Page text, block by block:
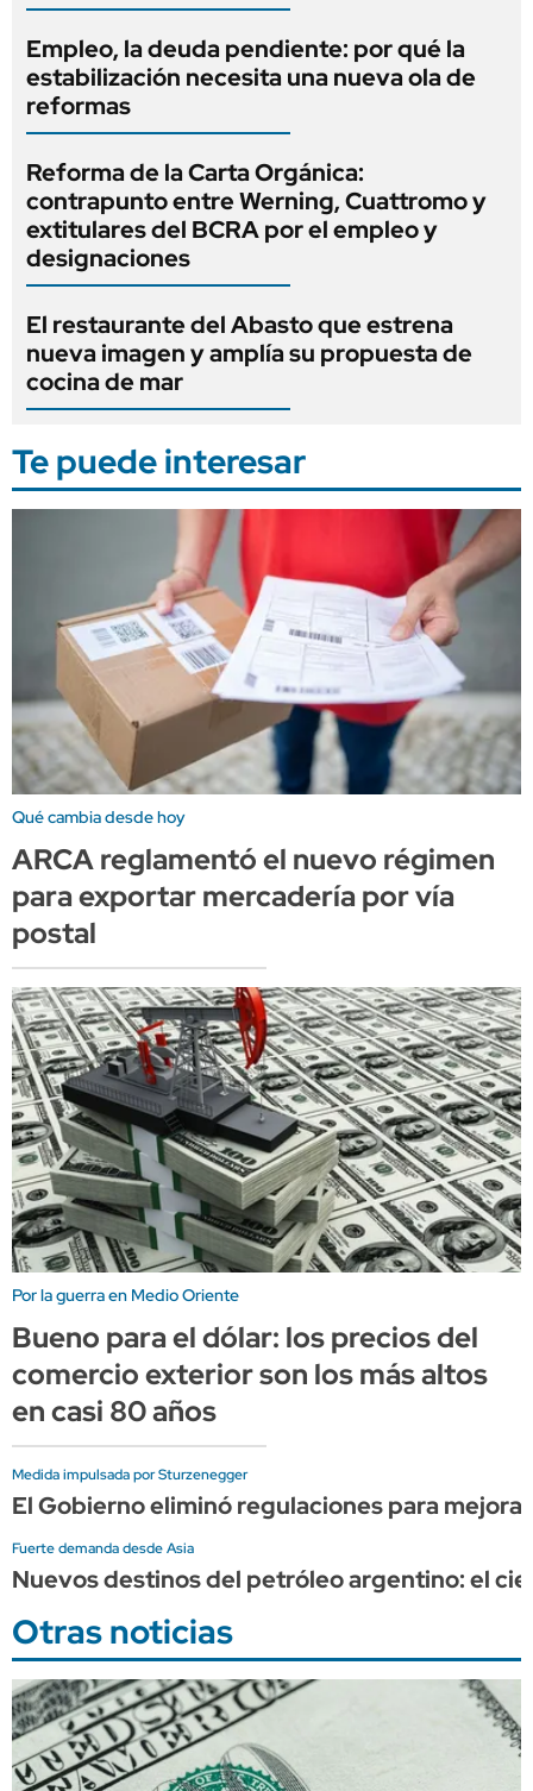
Empleo, la deuda pendiente: por qué la
estabilización necesita una nueva ola de
reformas
Reforma de la Carta Orgánica:
contrapunto entre Werning, Cuattromo y
extitulares del BCRA por el empleo y
designaciones
El restaurante del Abasto que estrena
nueva imagen y amplía su propuesta de
cocina de mar
Te puede interesar
Qué cambia desde hoy
ARCA reglamentó el nuevo régimen
para exportar mercadería por vía
postal
Por la guerra en Medio Oriente
Bueno para el dólar: los precios del
comercio exterior son los más altos
en casi 80 años
Medida impulsada por Sturzenegger
El Gobierno eliminó regulaciones para
Fuerte demanda desde Asia
Nuevos destinos del petróleo argentino: el
Otras noticias